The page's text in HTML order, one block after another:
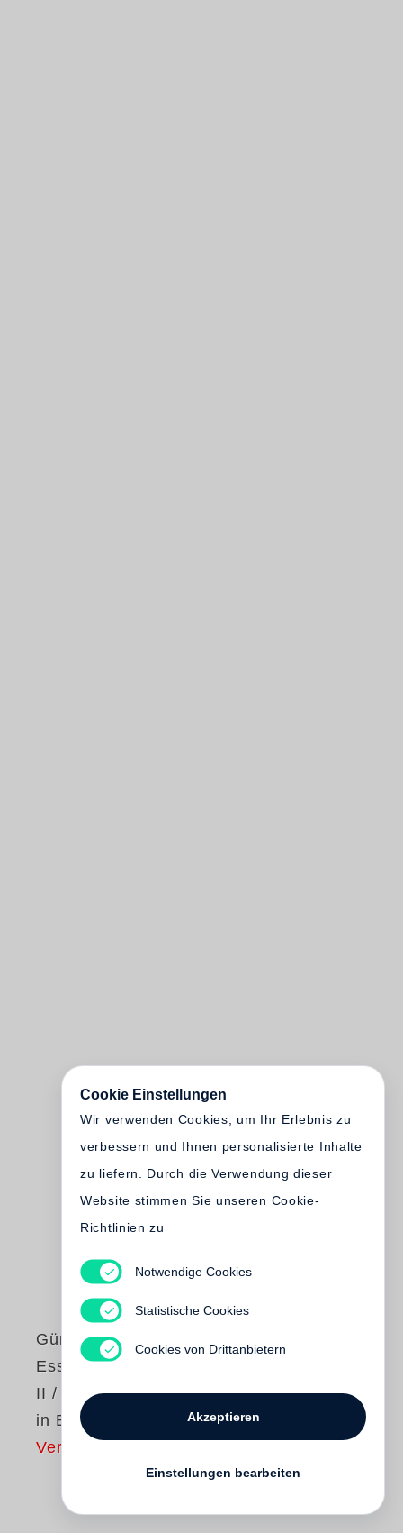
Günter Grass
Essays und Reden
II / Studienausgabe
in Einzelbänden
Vergriffen
Cookie Einstellungen
Wir verwenden Cookies, um Ihr Erlebnis zu
verbessern und Ihnen personalisierte Inhalte
zu liefern. Durch die Verwendung dieser
Website stimmen Sie unseren Cookie-
Richtlinien zu
Notwendige Cookies
Statistische Cookies
Cookies von Drittanbietern
Akzeptieren
Einstellungen bearbeiten